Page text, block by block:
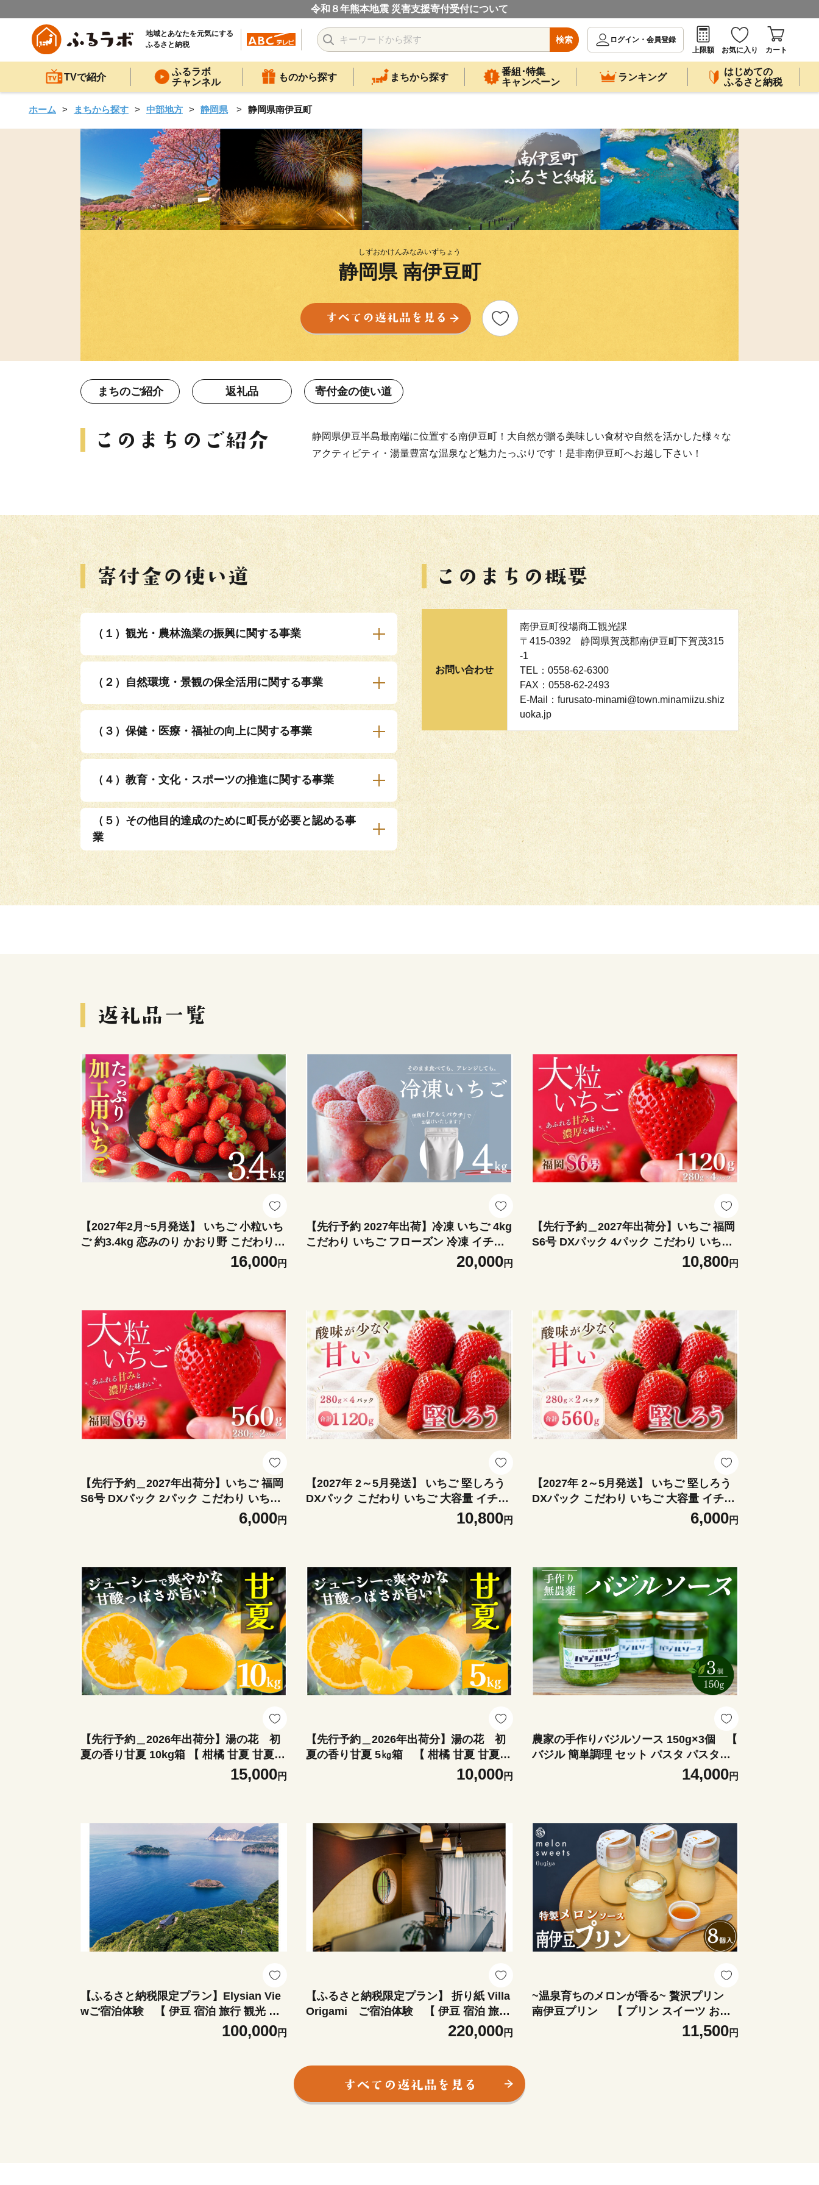
令和８年熊本地震 災害支援寄付受付について
地域とあなたを元気にする
ふるさと納税
検索
ログイン・会員登録
上限額
お気に入り カート
TVで紹介
ふるラボ
チャンネル
ものから探す まちから探す
番組･特集
キャンペーン
ランキング
はじめての
ふるさと納税
ホーム まちから探す 中部地方 静岡県 静岡県南伊豆町
しずおかけんみなみいずちょう
静岡県 南伊豆町
まちのご紹介 返礼品 寄付金の使い道
静岡県伊豆半島最南端に位置する南伊豆町！大自然が贈る美味しい食材や自然を活かした様々な
アクティビティ・湯量豊富な温泉など魅力たっぷりです！是非南伊豆町へお越し下さい！
（１）観光・農林漁業の振興に関する事業
（２）自然環境・景観の保全活用に関する事業
（３）保健・医療・福祉の向上に関する事業
（４）教育・文化・スポーツの推進に関する事業
（５）その他目的達成のために町長が必要と認める事
業
お問い合わせ
南伊豆町役場商工観光課
〒415-0392 静岡県賀茂郡南伊豆町下賀茂315
-1
TEL：0558-62-6300
FAX：0558-62-2493
E-Mail：furusato-minami@town.minamiizu.shiz
uoka.jp
【2027年2月~5月発送】 いちご 小粒いち
ご 約3.4kg 恋みのり かおり野 こだわり
いちご 大容量 加工用 イチゴ strawberry
苺 新鮮 朝摘み 朝採り 産直 産地直送 安心
ーキ ふるさと納税 ふるさと納税苺 いちご
静岡県 南伊豆町 みなみのいちご園 <AA
-29>
16,000円
【先行予約 2027年出荷】冷凍 いちご 4kg
こだわり いちご フローズン 冷凍 イチゴ
strawberry 苺 新鮮 朝摘み 朝採り 産直 産
地直送 安心安全 ichigo itigo いちご 苺 果
るさと納税苺 いちご 静岡県 南伊豆町 み
なみのいちご園 <AA-28>
20,000円
【先行予約＿2027年出荷分】いちご 福岡
S6号 DXパック 4パック こだわり いちご
イチゴ strawberry 苺 新鮮 朝摘み 朝採り
産直 産地直送 安心安全 ichigo itigo いち
るさと納税苺 いちご 静岡県 南伊豆町 み
なみのいちご園 <AA-25>
10,800円
【先行予約＿2027年出荷分】いちご 福岡
S6号 DXパック 2パック こだわり いちご
イチゴ strawberry 苺 新鮮 朝摘み 朝採り
産直 産地直送 安心安全 ichigo itigo いち
るさと納税苺 いちご 静岡県 南伊豆町 み
なみのいちご園 <AA-24>
6,000円
【2027年 2～5月発送】 いちご 堅しろう
DXパック こだわり いちご 大容量 イチゴ
strawberry 苺 新鮮 朝摘み 朝採り 産直 産
地直送 安心安全 ichigo itigo いちご 苺 果
納税苺 いちご 静岡県 南伊豆町 みなみの
いちご園 <AA-27>
10,800円
【2027年 2～5月発送】 いちご 堅しろう
DXパック こだわり いちご 大容量 イチゴ
strawberry 苺 新鮮 朝摘み 朝採り 産直 産
地直送 安心安全 ichigo itigo いちご 苺 果
納税苺 いちご 静岡県 南伊豆町 みなみの
いちご園 <AA-26>
6,000円
【先行予約＿2026年出荷分】湯の花 初
夏の香り甘夏 10kg箱 【 柑橘 甘夏 甘夏セ
ット 果物 フルーツ フルーツセット ふる
15,000円
【先行予約＿2026年出荷分】湯の花 初
夏の香り甘夏 5㎏箱 【 柑橘 甘夏 甘夏セ
さと納税 伊豆 南伊豆 】 <BC-3>
10,000円
農家の手作りバジルソース 150g×3個 【
バジル 簡単調理 セット パスタ パスタソ
ース ドレッシング 美味い 人気 ジェノベ
ーゼ 料理 アレンジ パン ブレッド 】 <C
14,000円
【ふるさと納税限定プラン】Elysian Vie
wご宿泊体験 【 伊豆 宿泊 旅行 観光 宿
100,000円
【ふるさと納税限定プラン】 折り紙 Villa
Origami ご宿泊体験 【 伊豆 宿泊 旅行
高級宿 高級 静岡 クーポン 旅 露天風呂 貸
220,000円
~温泉育ちのメロンが香る~ 贅沢プリン
南伊豆プリン 【 プリン スイーツ おや
つ お菓子 贈答 美味い 人気 デザート メロ
ン 人気 おすすめ 美味しい 温泉メロン 国
11,500円